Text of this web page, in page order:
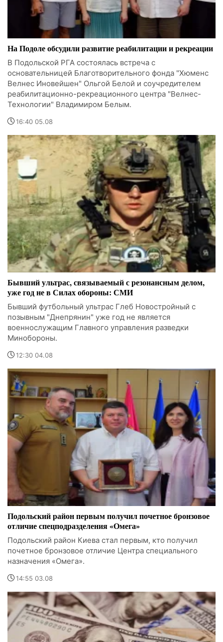
На Подоле обсудили развитие реабилитации и рекреации
В Подольской РГА состоялась встреча с
основательницей Благотворительного фонда "Хюменс
Велнес Иновейшен" Ольгой Белой и соучредителем
реабилитационно-рекреационного центра "Велнес-
Технологии" Владимиром Белым.
16:40 05.08
Бывший ультрас, связываемый с резонансным делом,
уже год не в Силах обороны: СМИ
Бывший футбольный ультрас Глеб Новостройный с
позывным "Днепрянин" уже год не является
военнослужащим Главного управления разведки
Минобороны.
12:30 04.08
Подольский район первым получил почетное бронзовое
отличие спецподразделения «Омега»
Подольский район Киева стал первым, кто получил
почетное бронзовое отличие Центра специального
назначения «Омега».
14:55 03.08